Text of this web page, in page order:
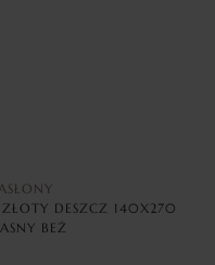
DESZCZ 140X270
BEŻ